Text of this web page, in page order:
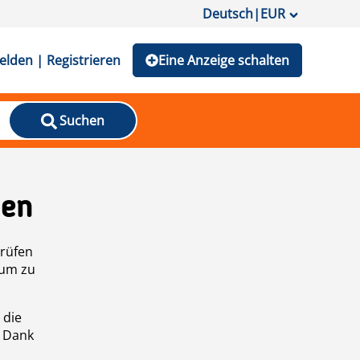
Deutsch|EUR
| Registrieren Eine Anzeige schalten
Suchen
zu
die